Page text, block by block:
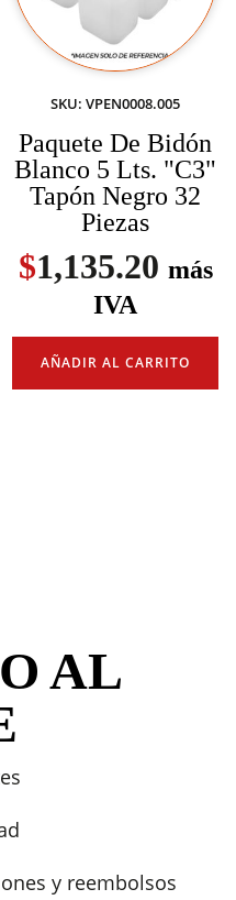
SKU: VPEN0008.005
Paquete De Bidón
Blanco 5 Lts. "C3"
Tapón Negro 32
Piezas
$1,135.20 más
IVA
AÑADIR AL CARRITO
AL
y reembolsos